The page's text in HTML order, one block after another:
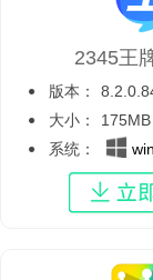
2345王
版本：
大小：
175MB
系统：